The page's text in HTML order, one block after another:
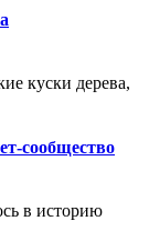
куски дерева,
сообщество
в историю